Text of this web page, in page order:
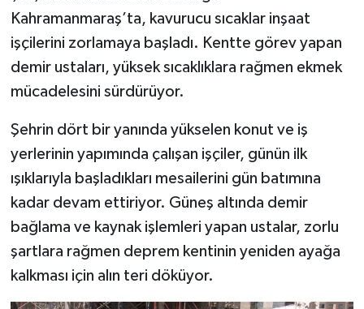
Kahramanmaraş’ta, kavurucu sıcaklar inşaat
işçilerini zorlamaya başladı. Kentte görev yapan
demir ustaları, yüksek sıcaklıklara rağmen ekmek
mücadelesini sürdürüyor.
Şehrin dört bir yanında yükselen konut ve iş
yerlerinin yapımında çalışan işçiler, günün ilk
ışıklarıyla başladıkları mesailerini gün batımına
kadar devam ettiriyor. Güneş altında demir
bağlama ve kaynak işlemleri yapan ustalar, zorlu
şartlara rağmen deprem kentinin yeniden ayağa
kalkması için alın teri döküyor.